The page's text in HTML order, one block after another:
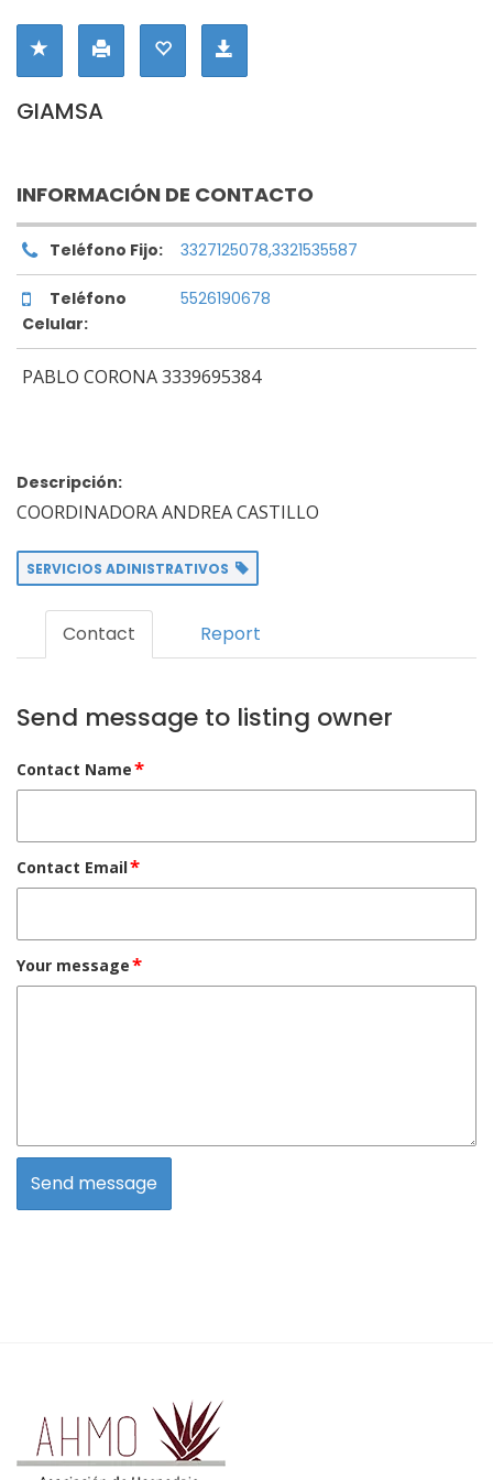
GIAMSA
INFORMACIÓN DE CONTACTO
Teléfono Fijo: 3327125078,3321535587
Teléfono
Celular:
5526190678
PABLO CORONA 3339695384
Descripción:
COORDINADORA ANDREA CASTILLO
SERVICIOS ADINISTRATIVOS
Contact Report
Send message to listing owner
Contact Name*
Contact Email*
Your message*